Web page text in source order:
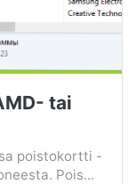
tai
poistokortti -
Pois...